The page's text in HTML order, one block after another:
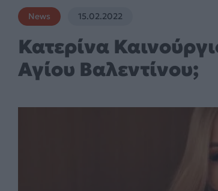
News 15.02.2022
Κατερίνα
Αγίου Βαλεντίνου;